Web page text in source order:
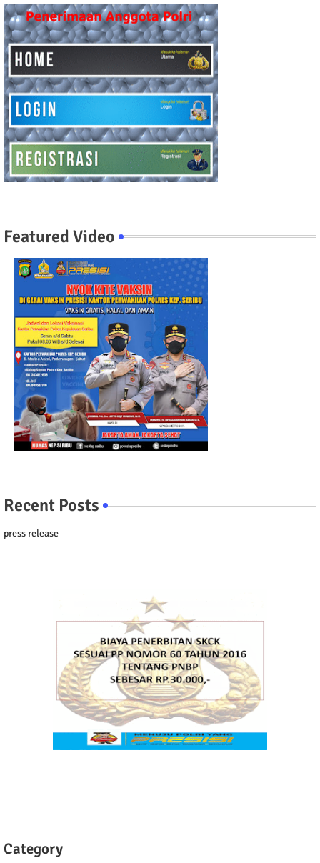
Featured Video
Recent Posts
press release
Category